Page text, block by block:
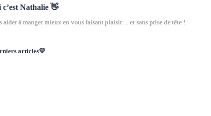
Nathalie 👋
aider à manger mieux en vous faisant plaisir… et sans prise de tête !
articles💛